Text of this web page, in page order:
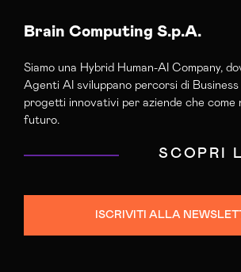
Brain Computing S.p.A.
Siamo una Hybrid Human-AI Company,
Agenti AI sviluppano percorsi di Business
progetti innovativi per aziende che come
futuro.
SCOPRI
ISCRIVITI ALLA